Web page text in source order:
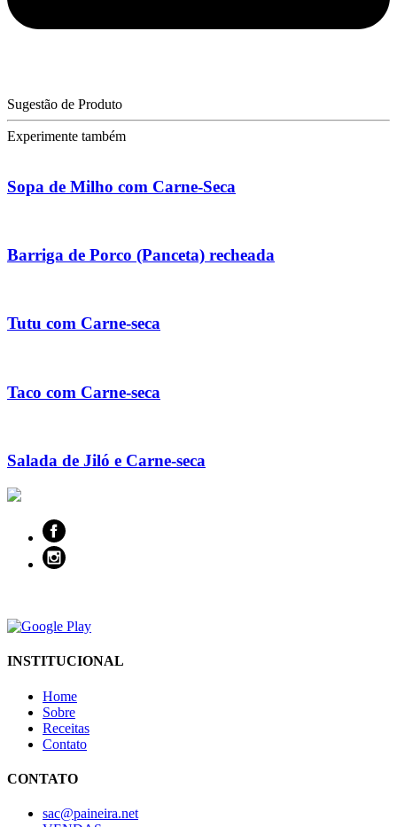
Sugestão de Produto
Experimente também
Sopa de Milho com Carne-Seca
Barriga de Porco (Panceta) recheada
Tutu com Carne-seca
Taco com Carne-seca
Salada de Jiló e Carne-seca
INSTITUCIONAL
Home
Sobre
Receitas
Contato
CONTATO
sac@paineira.net